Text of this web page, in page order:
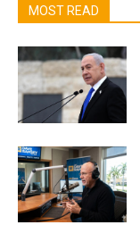
MOST READ